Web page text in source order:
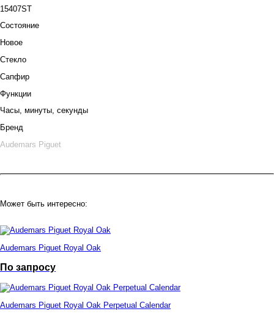
15407ST
Состояние
Новое
Стекло
Сапфир
Функции
Часы, минуты, секунды
Бренд
Audemars Piguet
Может быть интересно:
Audemars Piguet Royal Oak
По запросу
Audemars Piguet Royal Oak Perpetual Calendar